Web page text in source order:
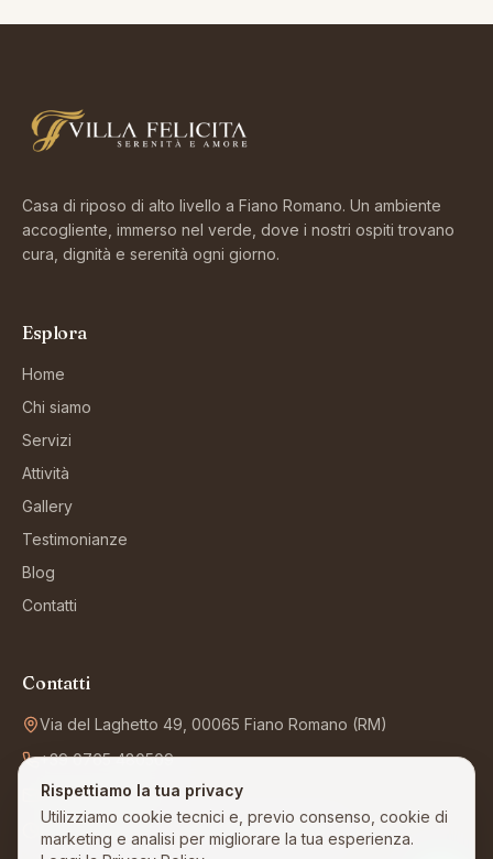
Casa di riposo di alto livello a Fiano Romano. Un ambiente
accogliente, immerso nel verde, dove i nostri ospiti trovano
cura, dignità e serenità ogni giorno.
Esplora
Home
Chi siamo
Servizi
Attività
Gallery
Testimonianze
Blog
Contatti
Contatti
Via del Laghetto 49, 00065 Fiano Romano (RM)
+39 0765 480509
info@villafelicita.it
Visite 7 giorni su 7, senza appuntamento
Rispettiamo la tua privacy
Utilizziamo cookie tecnici e, previo consenso, cookie di
marketing e analisi per migliorare la tua esperienza.